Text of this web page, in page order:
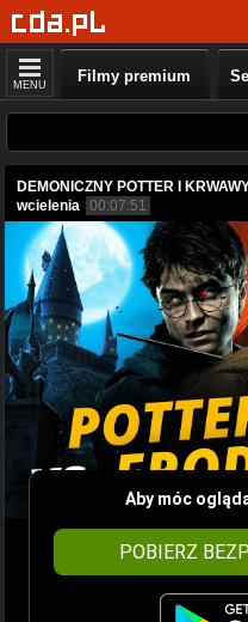
MENU Filmy premium
DEMONICZNY POTTER I
wcielenia 00:07:51
Aby móc
POBIERZ